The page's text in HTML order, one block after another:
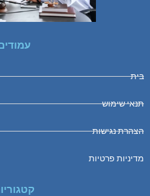
בית
תנאי שימוש
הצהרת נגישות
מדיניות פרטיות